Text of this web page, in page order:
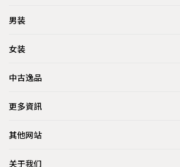
男装
女装
中古逸品
更多資訊
其他网站
关于我们